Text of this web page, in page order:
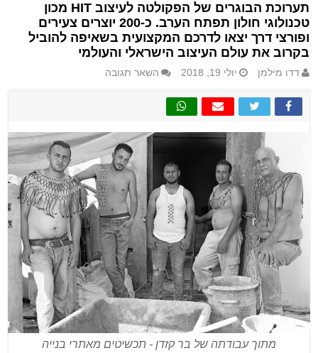
תערוכת הבוגרים של הפקולטה לעיצוב HIT מכון
טכנולוגי חולון תפתח הערב. כ-200 יוצרים צעירים
ופורצי דרך יצאו לדרכם המקצועית בשאיפה להוביל
בקרוב את עולם העיצוב הישראלי והעולמי
דדו מילמן יולי 19, 2018 השאר תגובה
מתוך עבודתה של בר קזדן - תכשיטים מאתרי בנייה